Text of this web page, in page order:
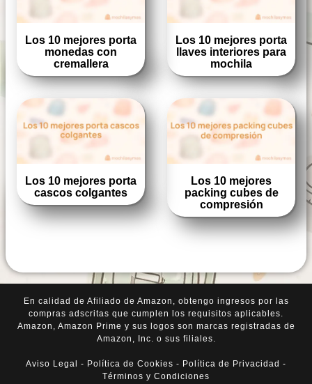
Los 10 mejores porta
monedas con
cremallera
Los 10 mejores porta
llaves interiores para
mochila
Los 10 mejores porta
cascos colgantes
Los 10 mejores
packing cubes de
compresión
En calidad de Afiliado de Amazon, obtengo ingresos por las
compras adscritas que cumplen los requisitos aplicables.
Amazon, Amazon Prime y sus logos son marcas registradas de
Amazon, Inc. o sus filiales.
Aviso Legal - Política de Cookies - Política de Privacidad -
Términos y Condiciones